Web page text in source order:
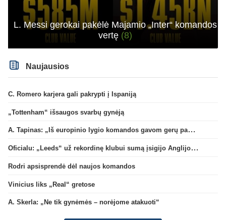
L. Messi gerokai pakėlė Majamio „Inter“ komandos
vertę (8)
Naujausios
C. Romero karjera gali pakrypti į Ispaniją
„Tottenham“ išsaugos svarbų gynėją
A. Tapinas: „Iš europinio lygio komandos gavom gerų pamokų“
Oficialu: „Leeds“ už rekordinę klubui sumą įsigijo Anglijos rinktinės vartininką
Rodri apsisprendė dėl naujos komandos
Vinicius liks „Real“ gretose
A. Skerla: „Ne tik gynėmės – norėjome atakuoti“